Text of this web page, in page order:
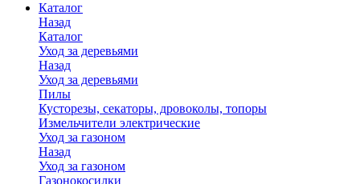
Каталог
Назад
Каталог
Уход за деревьями
Назад
Уход за деревьями
Пилы
Кусторезы, секаторы, дровоколы, топоры
Измельчители электрические
Уход за газоном
Назад
Уход за газоном
Газонокосилки